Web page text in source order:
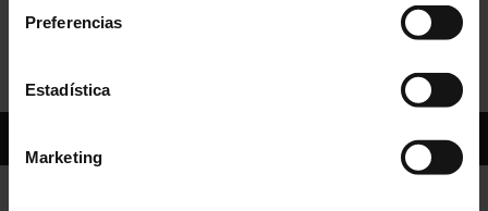
Preferencias
Estadística
Marketing